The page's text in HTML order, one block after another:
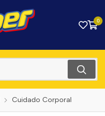
0
Cuidado Corporal